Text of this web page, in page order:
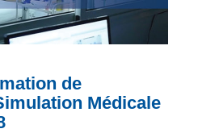
de
Médicale